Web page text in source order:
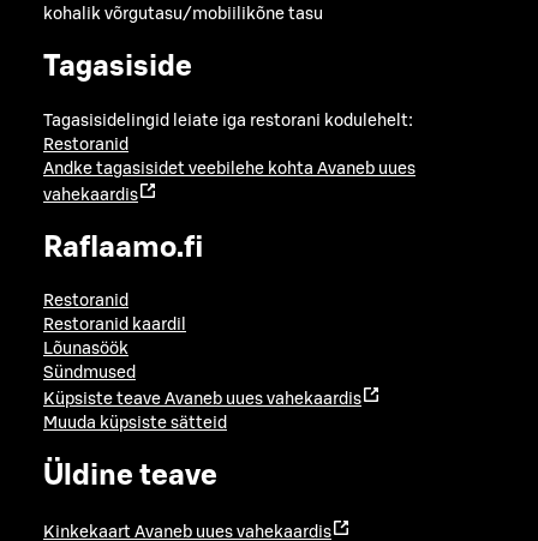
kohalik võrgutasu/mobiilikõne tasu
Tagasiside
Tagasisidelingid leiate iga restorani kodulehelt:
Restoranid
Andke tagasisidet veebilehe kohta Avaneb uues
vahekaardis
Raflaamo.fi
Restoranid
Restoranid kaardil
Lõunasöök
Sündmused
Küpsiste teave Avaneb uues vahekaardis
Muuda küpsiste sätteid
Üldine teave
Kinkekaart Avaneb uues vahekaardis